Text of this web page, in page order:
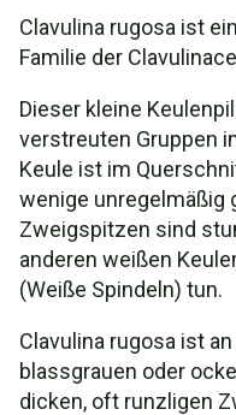
Clavulina rugosa ist
Familie der
Dieser kleine
verstreuten Gruppen
Keule ist im
wenige unregelmäßig
Zweigspitzen sind
anderen weißen
(Weiße Spindeln) tun.
Clavulina rugosa ist
blassgrauen oder
dicken, oft runzligen